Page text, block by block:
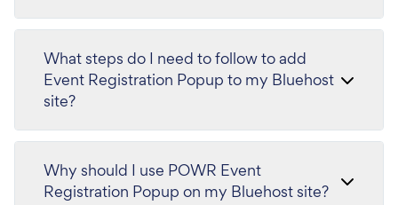
What steps do I need to follow to add
Event Registration Popup to my Bluehost
site?
Why should I use POWR Event
Registration Popup on my Bluehost site?